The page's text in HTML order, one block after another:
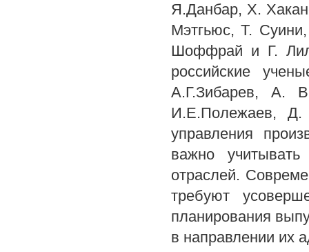
Я.Данбар, X.
Мэтгьюс, Т.
Шоффрай и Г.
российские
А.Г.Зибарев, А.
И.Е.Полежаев, Д.
управления
важно
отраслей.
требуют
планирования
в направлении их